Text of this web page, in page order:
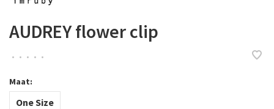
AUDREY flower clip
• • • • •
Maat:
One Size